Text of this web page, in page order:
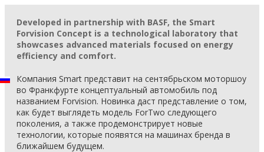
Developed in partnership with BASF, the Smart
Forvision Concept is a technological laboratory that
showcases advanced materials focused on energy
efficiency and comfort.
Компания Smart представит на сентябрьском моторшоу
во Франкфурте концептуальный автомобиль под
названием Forvision. Новинка даст представление о том,
как будет выглядеть модель ForTwo следующего
поколения, а также продемонстрирует новые
технологии, которые появятся на машинах бренда в
ближайшем будущем.